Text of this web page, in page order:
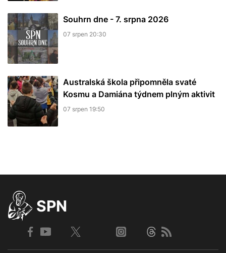
Souhrn dne - 7. srpna 2026
07 srpen 20:30
Australská škola připomněla svaté
Kosmu a Damiána týdnem plným aktivit
07 srpen 19:50
SPN